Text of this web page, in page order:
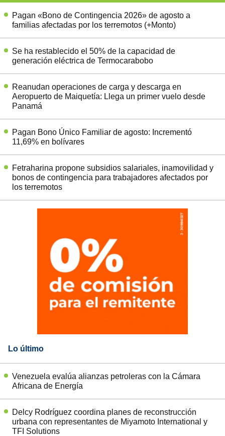
Pagan «Bono de Contingencia 2026» de agosto a
familias afectadas por los terremotos (+Monto)
Se ha restablecido el 50% de la capacidad de
generación eléctrica de Termocarabobo
Reanudan operaciones de carga y descarga en
Aeropuerto de Maiquetía: Llega un primer vuelo desde
Panamá
Pagan Bono Único Familiar de agosto: Incrementó
11,69% en bolívares
Fetraharina propone subsidios salariales, inamovilidad y
bonos de contingencia para trabajadores afectados por
los terremotos
Lo último
Venezuela evalúa alianzas petroleras con la Cámara
Africana de Energía
Delcy Rodríguez coordina planes de reconstrucción
urbana con representantes de Miyamoto International y
TFI Solutions